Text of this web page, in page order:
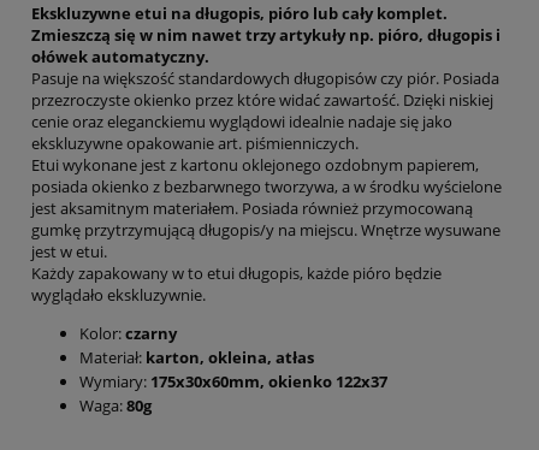
Ekskluzywne etui na długopis, pióro lub cały komplet.
Zmieszczą się w nim nawet trzy artykuły np. pióro, długopis i
ołówek automatyczny.
Pasuje na większość standardowych długopisów czy piór. Posiada
przezroczyste okienko przez które widać zawartość. Dzięki niskiej
cenie oraz eleganckiemu wyglądowi idealnie nadaje się jako
ekskluzywne opakowanie art. piśmienniczych.
Etui wykonane jest z kartonu oklejonego ozdobnym papierem,
posiada okienko z bezbarwnego tworzywa, a w środku wyścielone
jest aksamitnym materiałem. Posiada również przymocowaną
gumkę przytrzymującą długopis/y na miejscu. Wnętrze wysuwane
jest w etui.
Każdy zapakowany w to etui długopis, każde pióro będzie
wyglądało ekskluzywnie.
Kolor:czarny
Materiał: karton, okleina, atłas
Wymiary: 175x30x60mm, okienko 122x37
Waga:80g